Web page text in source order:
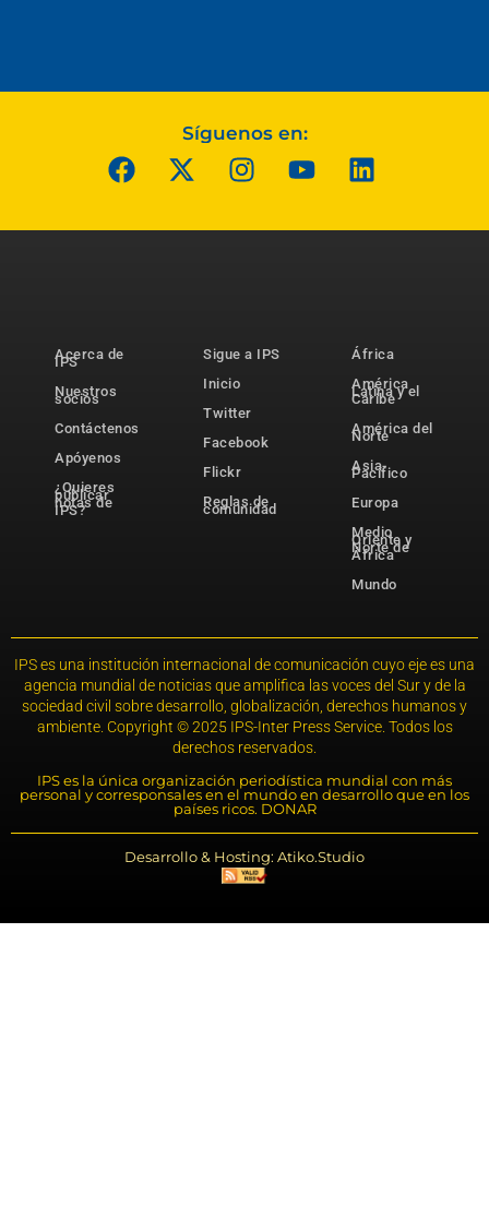
Síguenos en:
Acerca de
IPS
Nuestros
socios
Contáctenos
Apóyenos
¿Quieres
publicar
notas de
IPS?
Sigue a IPS
Inicio
Twitter
Facebook
Flickr
Reglas de
comunidad
África
América
Latina y el
Caribe
América del
Norte
Asia-
Pacífico
Europa
Medio
Oriente y
Norte de
África
Mundo
IPS es una institución internacional de comunicación cuyo eje es una
agencia mundial de noticias que amplifica las voces del Sur y de la
sociedad civil sobre desarrollo, globalización, derechos humanos y
ambiente. Copyright © 2025 IPS-Inter Press Service. Todos los
derechos reservados.
IPS es la única organización periodística mundial con más
personal y corresponsales en el mundo en desarrollo que en los
países ricos. DONAR
Desarrollo & Hosting: Atiko.Studio